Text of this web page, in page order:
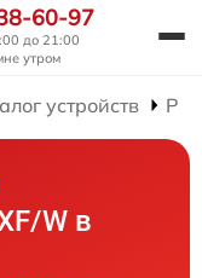
60-97
до 21:00
утром
устройств
W в